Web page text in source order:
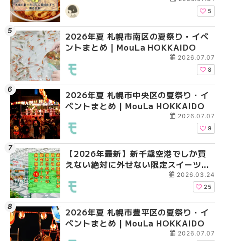
HOKKAIDO
5
2026年夏 札幌市南区の夏祭り・イベ
ントまとめ | MouLa HOKKAIDO
2026.07.07
8
2026年夏 札幌市中央区の夏祭り・イ
ベントまとめ | MouLa HOKKAIDO
2026.07.07
9
【2026年最新】新千歳空港でしか買
えない絶対に外せない限定スイーツ・
焼き菓子18選 | MouLa HOKKAIDO
2026.03.24
25
2026年夏 札幌市豊平区の夏祭り・イ
ベントまとめ | MouLa HOKKAIDO
2026.07.07
2026年夏 札幌市白石
ベントまとめ |
2026年夏 札幌市清田
ベントまとめ |
2026年夏 札幌市南区
ントまとめ | MouLa
2026年夏 札幌市豊平
ベントまとめ |
2026年夏 札幌市手稲
ベントまとめ |
札幌の麻辣湯（マーラ
め専門店6選！本場の
新店まで徹底比較 |
2026年夏 札幌市清田
ベントまとめ |
【2026年最新】新千
えない絶対に外せない
焼き菓子18選 |